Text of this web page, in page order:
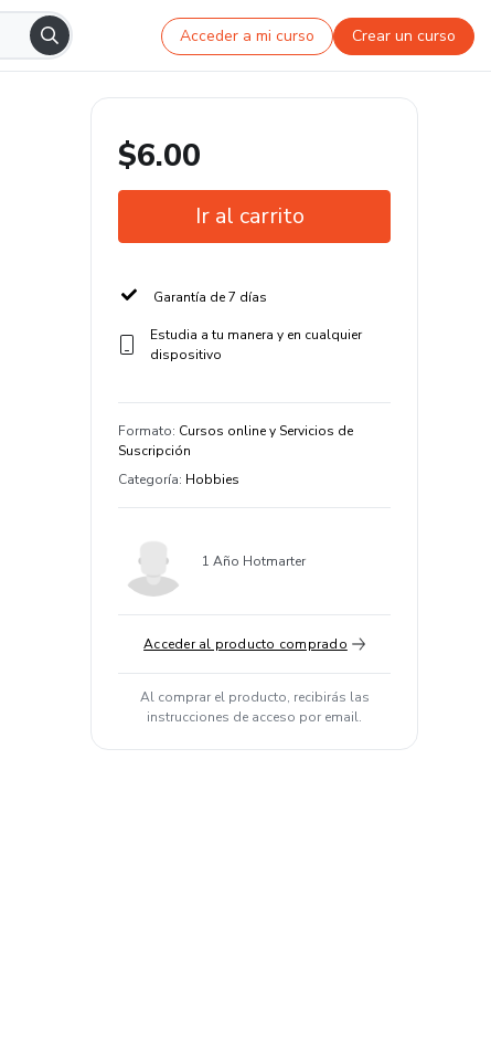
Acceder a mi curso Crear un curso
$6.00
Ir al carrito
Garantía de 7 días
Estudia a tu manera y en cualquier
dispositivo
Formato: Cursos online y Servicios de
Suscripción
Categoría: Hobbies
1 Año Hotmarter
Acceder al producto comprado
Al comprar el producto, recibirás las
instrucciones de acceso por email.